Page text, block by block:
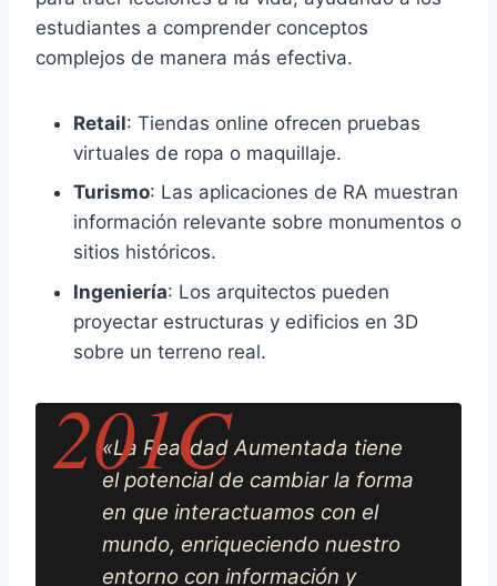
estudiantes a comprender conceptos
complejos de manera más efectiva.
Retail: Tiendas online ofrecen pruebas
virtuales de ropa o maquillaje.
Turismo: Las aplicaciones de RA muestran
información relevante sobre monumentos o
sitios históricos.
Ingeniería: Los arquitectos pueden
proyectar estructuras y edificios en 3D
sobre un terreno real.
«La Realidad Aumentada tiene
el potencial de cambiar la forma
en que interactuamos con el
mundo, enriqueciendo nuestro
entorno con información y